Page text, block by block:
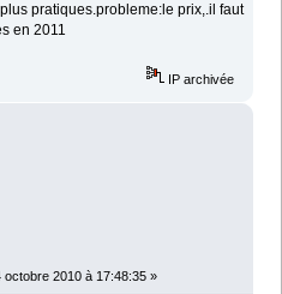
pratiques.probleme:le prix,.il faut
en 2011
IP archivée
octobre 2010 à 17:48:35 »